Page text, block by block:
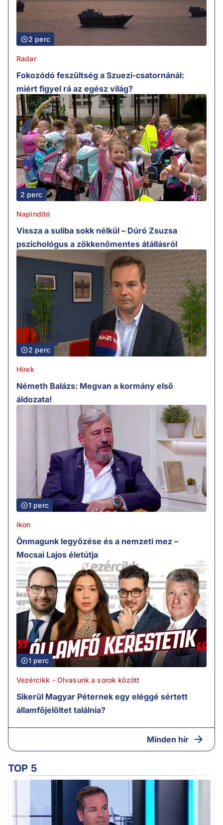
2 perc
Radar
Fokozódó feszültség a Szuezi-csatornánál:
miért figyel rá az egész világ?
2 perc
Napindító
Vissza a suliba sokk nélkül – Dúró Zsuzsa
pszichológus a zökkenőmentes átállásról
2 perc
Hírek
Németh Balázs: Megvan a kormány első
áldozata!
1 perc
Ikon
Önmagunk legyőzése és a nemzeti mez –
Mocsai Lajos életútja
1 perc
Vezércikk - Olvasunk a sorok között
Sikerül Magyar Péternek egy eléggé sértett
államfőjelöltet találnia?
Minden hír
TOP 5